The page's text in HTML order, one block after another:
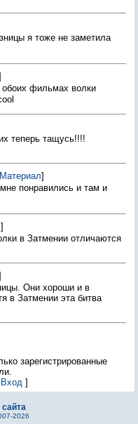
я тоже не заметила
фильмах волки
теперь тащусь!!!!
Материал]
понравились и там и
]
в Затмении отличаются
Они хороши и в
в Затмении эта битва
зарегистрированные
Вход]
2026